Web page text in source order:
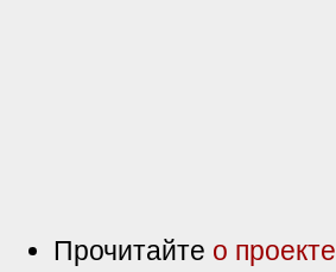
Прочитайте о проекте